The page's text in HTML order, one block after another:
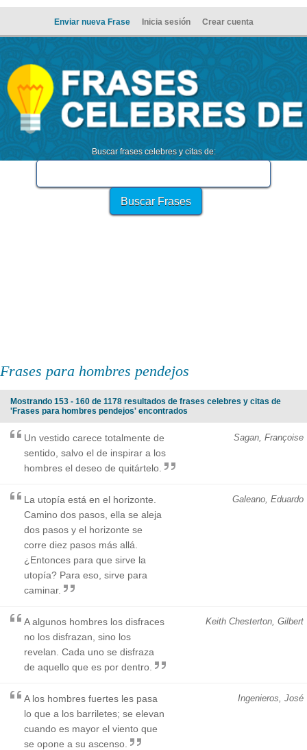
Enviar nueva Frase Inicia sesión Crear cuenta
Buscar frases celebres y citas de:
Frases para hombres pendejos
Mostrando 153 - 160 de 1178 resultados de frases celebres y citas de
'Frases para hombres pendejos' encontrados
Sagan, Françoise
Un vestido carece totalmente de
sentido, salvo el de inspirar a los
hombres el deseo de quitártelo.
Galeano, Eduardo
La utopía está en el horizonte.
Camino dos pasos, ella se aleja
dos pasos y el horizonte se
corre diez pasos más allá.
¿Entonces para que sirve la
utopía? Para eso, sirve para
caminar.
Keith Chesterton, Gilbert
A algunos hombres los disfraces
no los disfrazan, sino los
revelan. Cada uno se disfraza
de aquello que es por dentro.
Ingenieros, José
A los hombres fuertes les pasa
lo que a los barriletes; se elevan
cuando es mayor el viento que
se opone a su ascenso.